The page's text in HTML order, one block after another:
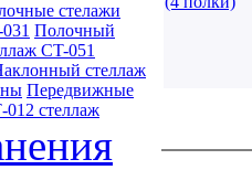
стелажи
Полочный
CT-051
стеллаж
Передвижные
стеллаж